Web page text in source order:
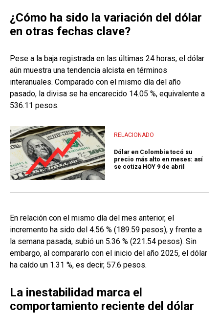
¿Cómo ha sido la variación del dólar
en otras fechas clave?
Pese a la baja registrada en las últimas 24 horas, el dólar
aún muestra una tendencia alcista en términos
interanuales. Comparado con el mismo día del año
pasado, la divisa se ha encarecido 14.05 %, equivalente a
536.11 pesos.
RELACIONADO
Dólar en Colombia tocó su
precio más alto en meses: así
se cotiza HOY 9 de abril
En relación con el mismo día del mes anterior, el
incremento ha sido del 4.56 % (189.59 pesos), y frente a
la semana pasada, subió un 5.36 % (221.54 pesos). Sin
embargo, al compararlo con el inicio del año 2025, el dólar
ha caído un 1.31 %, es decir, 57.6 pesos.
La inestabilidad marca el
comportamiento reciente del dólar